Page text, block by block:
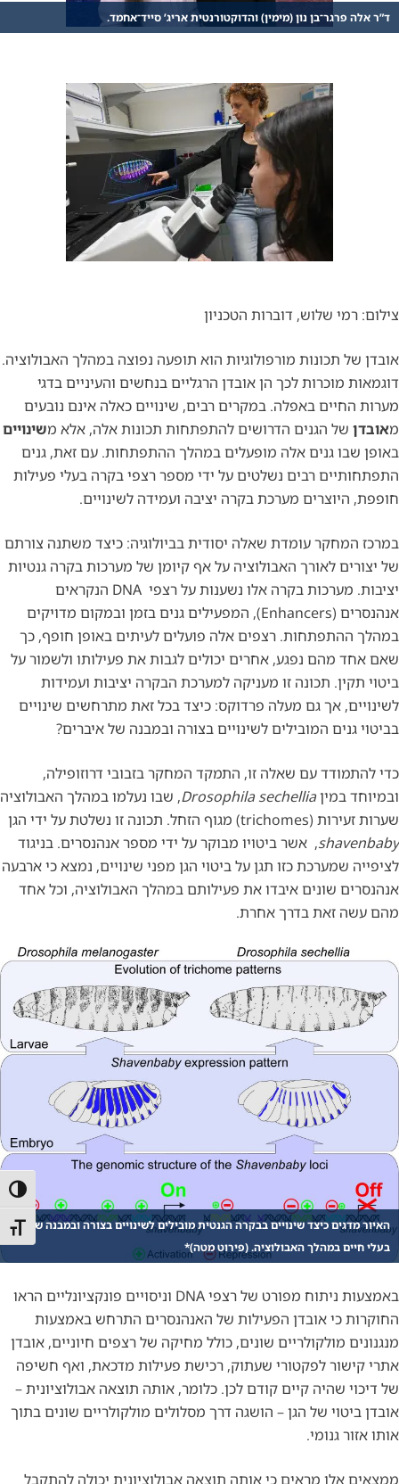
הפעל/
מתג
ד”ר אלה פרגר־בן נון (מימין) והדוקטורנטית אריג’ סייד־אחמד.
צילום: רמי שלוש, דוברות הטכניון
אובדן של תכונות מורפולוגיות הוא תופעה נפוצה במהלך האבולוציה.
דוגמאות מוכרות לכך הן אובדן הרגליים בנחשים והעיניים בדגי
מערות החיים באפלה. במקרים רבים, שינויים כאלה אינם נובעים
מאובדן של הגנים הדרושים להתפתחות תכונות אלה, אלא משינויים
באופן שבו גנים אלה מופעלים במהלך ההתפתחות. עם זאת, גנים
התפתחותיים רבים נשלטים על ידי מספר רצפי בקרה בעלי פעילות
חופפת, היוצרים מערכת בקרה יציבה ועמידה לשינויים.
במרכז המחקר עומדת שאלה יסודית בביולוגיה: כיצד משתנה צורתם
של יצורים לאורך האבולוציה על אף קיומן של מערכות בקרה גנטיות
יציבות. מערכות בקרה אלו נשענות על רצפי DNA הנקראים
אנהנסרים (Enhancers), המפעילים גנים בזמן ובמקום מדויקים
במהלך ההתפתחות. רצפים אלה פועלים לעיתים באופן חופף, כך
שאם אחד מהם נפגע, אחרים יכולים לגבות את פעילותו ולשמור על
ביטוי תקין. תכונה זו מעניקה למערכת הבקרה יציבות ועמידות
לשינויים, אך גם מעלה פרדוקס: כיצד בכל זאת מתרחשים שינויים
בביטוי גנים המובילים לשינויים בצורה ובמבנה של איברים?
כדי להתמודד עם שאלה זו, התמקד המחקר בזבובי דרוזופילה,
ובמיוחד במיןDrosophila sechellia, שבו נעלמו במהלך האבולוציה
שערות זעירות (trichomes) מגוף הזחל. תכונה זו נשלטת על ידי הגן
shavenbaby, אשר ביטויו מבוקר על ידי מספר אנהנסרים. בניגוד
לציפייה שמערכת כזו תגן על ביטוי הגן מפני שינויים, נמצא כי ארבעה
אנהנסרים שונים איבדו את פעילותם במהלך האבולוציה, וכל אחד
מהם עשה זאת בדרך אחרת.
האיור מדגים כיצד שינויים בבקרה הגנטית מובילים לשינויים בצורה ובמבנה של
בעלי חיים במהלך האבולוציה. (פירוט מטה)*
באמצעות ניתוח מפורט של רצפי DNA וניסויים פונקציונליים הראו
החוקרות כי אובדן הפעילות של האנהנסרים התרחש באמצעות
מנגנונים מולקולריים שונים, כולל מחיקה של רצפים חיוניים, אובדן
אתרי קישור לפקטורי שעתוק, רכישת פעילות מדכאת, ואף חשיפה
של דיכוי שהיה קיים קודם לכן. כלומר, אותה תוצאה אבולוציונית –
אובדן ביטוי של הגן – הושגה דרך מסלולים מולקולריים שונים בתוך
אותו אזור גנומי.
ממצאים אלו מראים כי אותה תוצאה אבולוציונית יכולה להתקבל